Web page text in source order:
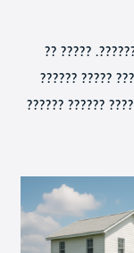
????????? ??
??????, ????
??????. ?????,